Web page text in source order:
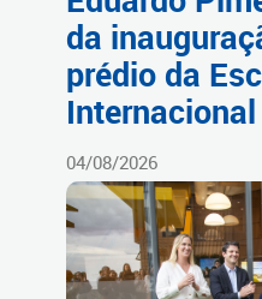
da
prédio da
04/08/2026